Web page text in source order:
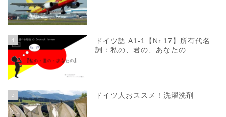
4
ドイツ語 A1-1【Nr.17】所有代名
詞：私の、君の、あなたの
5 ドイツ人おススメ！洗濯洗剤